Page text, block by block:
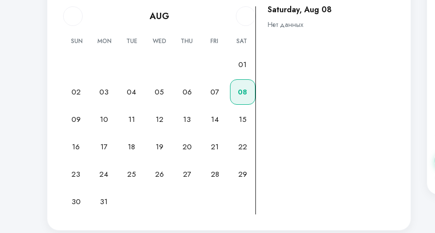
AUG
SUN MON TUE WED THU FRI SAT
01
02 03 04 05 06 07 08
09 10 11 12 13 14 15
16 17 18 19 20 21 22
23 24 25 26 27 28 29
30 31
Saturday, Aug 08
Нет данных